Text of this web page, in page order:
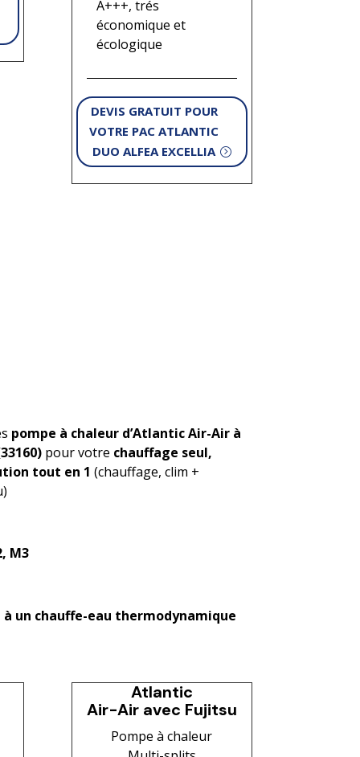
A+++, trés
économique et
écologique
DEVIS GRATUIT POUR
VOTRE PAC ATLANTIC
DUO ALFEA EXCELLIA
pompe à chaleur d’Atlantic Air-Air à
pour votre chauffage seul,
tout en 1 (chauffage, clim +
M3
un chauffe-eau thermodynamique
Atlantic
Air-Air avec Fujitsu
Pompe à chaleur